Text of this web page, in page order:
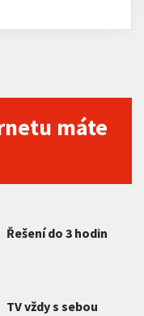
máte
Řešení do 3 hodin
TV vždy s sebou